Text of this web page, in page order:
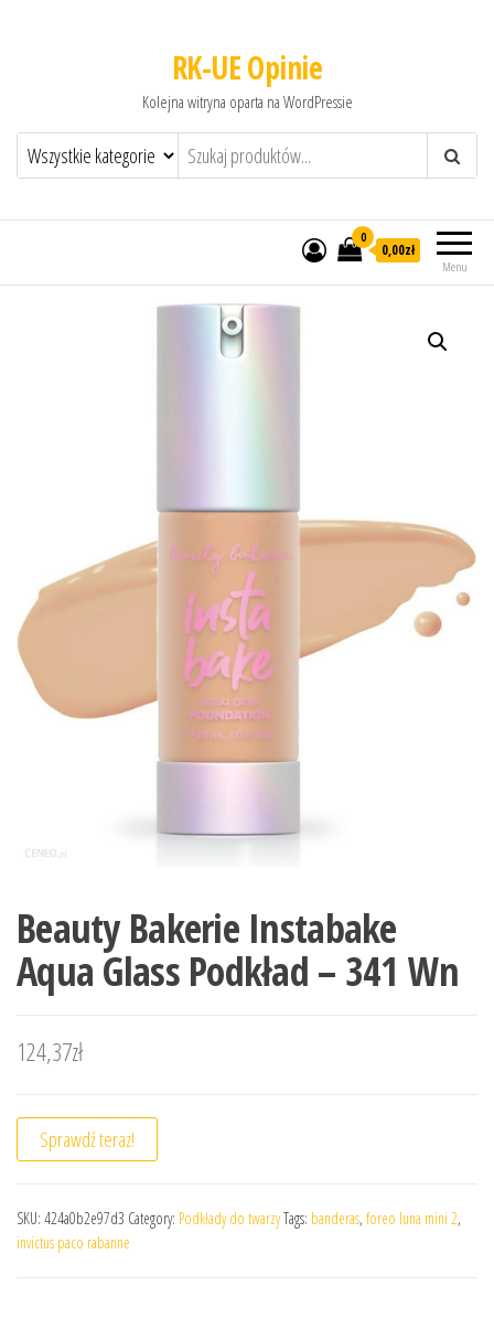
RK-UE Opinie
Kolejna witryna oparta na WordPressie
Menu
0
0,00zł
Beauty Bakerie Instabake
Aqua Glass Podkład – 341 Wn
124,37zł
Sprawdź teraz!
SKU: 424a0b2e97d3 Category: Podkłady do twarzyTags: banderas, foreo luna mini 2,
invictus paco rabanne